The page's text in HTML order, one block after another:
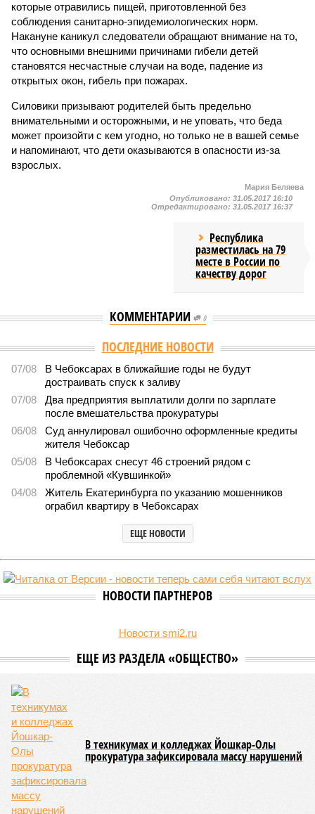
которые отравились пищей, приготовленной без
соблюдения санитарно-эпидемиологических норм.
Накануне каникул следователи обращают внимание на то,
что основными внешними причинами гибели детей
становятся несчастные случаи на воде, падение из
открытых окон, гибель при пожарах.
Силовики призывают родителей быть предельно
внимательными и осторожными, и не уповать, что беда
может произойти с кем угодно, но только не в вашей семье
и напоминают, что дети оказываются в опасности из-за
взрослых.
Мария Беляева
Опубликовано: 31.05.2017 16:10
Отредактировано: 31.05.2017 16:37
Республика
разместилась на 79
месте в России по
качеству дорог
КОММЕНТАРИИ 0
Версия //Власть //Роспотребнадзор после проверки отстранил от
работы 20 сотрудников детских лагерей
Роспотребнадзор после проверки отстранил от работы 20
сотрудников детских лагерей
Здоровый отдых
детских лагерей (фото: pixnio.com)
Руководитель Управления Роспотребнадзора по Чувашской
Республике Татьяна Гермонова принимала участие в заседании
Межведомственной комиссии, занимающейся вопросами
организации детского отдыха и оздоровления в регионе. В
летней оздоровительной кампании 2026 года и промежуточные
были обобщены
нынешнем сезоне функционирует 299 таких учреждений,
причём 14 из них относятся к загородному типу. Сотрудники
ведомства осуществили 105 выездных проверок и
профилактических визитов, что позволило охватить
проверочными действиями значительную долю лагерей. По
итогам проведённых мероприятий различные нарушения
были зафиксированы в 33 учреждениях. В адрес